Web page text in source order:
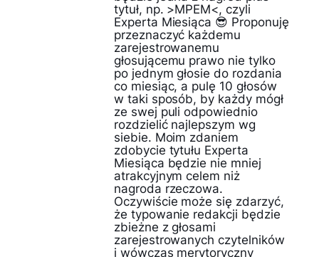
tytuł, np. >MPEM<, czyli
Experta Miesiąca 😎 Proponuję
przeznaczyć każdemu
zarejestrowanemu
głosującemu prawo nie tylko
po jednym głosie do rozdania
co miesiąc, a pulę 10 głosów
w taki sposób, by każdy mógł
ze swej puli odpowiednio
rozdzielić najlepszym wg
siebie. Moim zdaniem
zdobycie tytułu Experta
Miesiąca będzie nie mniej
atrakcyjnym celem niż
nagroda rzeczowa.
Oczywiście może się zdarzyć,
że typowanie redakcji będzie
zbieżne z głosami
zarejestrowanych czytelników
i wówczas merytoryczny